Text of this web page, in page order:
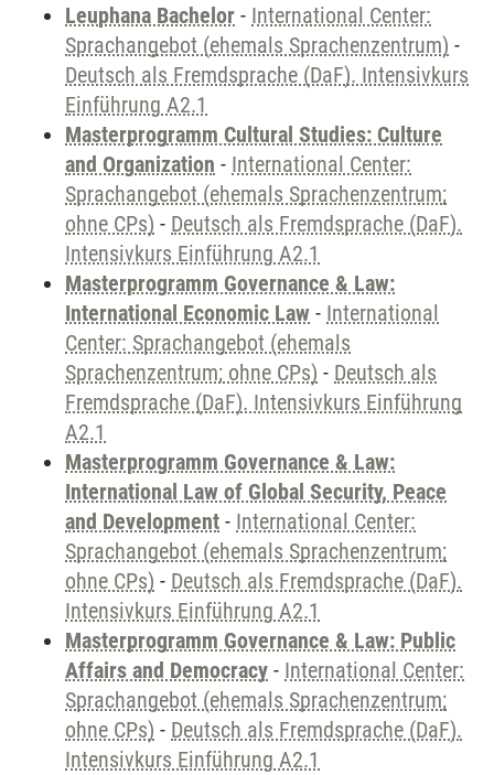
Leuphana Bachelor - International Center:
Sprachangebot (ehemals Sprachenzentrum) -
Deutsch als Fremdsprache (DaF). Intensivkurs
Einführung A2.1
Masterprogramm Cultural Studies: Culture
and Organization - International Center:
Sprachangebot (ehemals Sprachenzentrum;
ohne CPs) - Deutsch als Fremdsprache (DaF).
Intensivkurs Einführung A2.1
Masterprogramm Governance & Law:
International Economic Law - International
Center: Sprachangebot (ehemals
Sprachenzentrum; ohne CPs) - Deutsch als
Fremdsprache (DaF). Intensivkurs Einführung
A2.1
Masterprogramm Governance & Law:
International Law of Global Security, Peace
and Development - International Center:
Sprachangebot (ehemals Sprachenzentrum;
ohne CPs) - Deutsch als Fremdsprache (DaF).
Intensivkurs Einführung A2.1
Masterprogramm Governance & Law: Public
Affairs and Democracy - International Center:
Sprachangebot (ehemals Sprachenzentrum;
ohne CPs) - Deutsch als Fremdsprache (DaF).
Intensivkurs Einführung A2.1